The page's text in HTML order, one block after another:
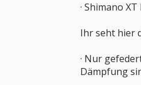
· Shimano
Ihr seht hier
· Nur
Dämpfung